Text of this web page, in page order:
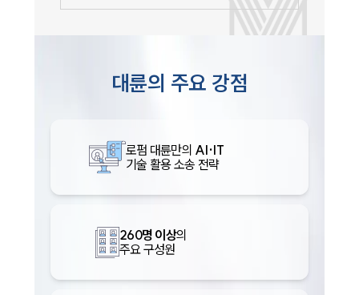
대륜의 주요 강점
로펌 대륜만의 AI·IT
기술 활용 소송 전략
260명 이상의
주요 구성원